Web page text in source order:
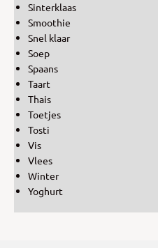
Sinterklaas
Smoothie
Snel klaar
Soep
Spaans
Taart
Thais
Toetjes
Tosti
Vis
Vlees
Winter
Yoghurt